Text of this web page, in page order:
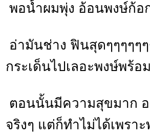
พอน้ำผมพุ่ง อ้อนพงษ์ก้อ
อ่ามันช่าง ฟินสุดๆๆๆๆๆ
กระเด็นไปเลอะพงษ์พร้อ
ตอนนั้นมีความสุขมาก
จริงๆ แต่ก็ทำไม่ได้เพรา